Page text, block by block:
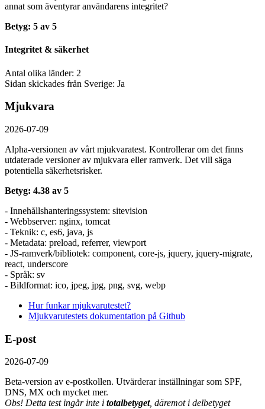
annat som äventyrar användarens integritet?
Betyg: 5 av 5
Integritet & säkerhet
Antal olika länder: 2
Sidan skickades från Sverige: Ja
Mjukvara
2026-07-09
Alpha-versionen av vårt mjukvaratest. Kontrollerar om det finns
utdaterade versioner av mjukvara eller ramverk. Det vill säga
potentiella säkerhetsrisker.
Betyg: 4.38 av 5
- Innehållshanteringssystem: sitevision
- Webbserver: nginx, tomcat
- Teknik: c, es6, java, js
- Metadata: preload, referrer, viewport
- JS-ramverk/bibliotek: component, core-js, jquery, jquery-migrate,
react, underscore
- Språk: sv
- Bildformat: ico, jpeg, jpg, png, svg, webp
Hur funkar mjukvarutestet?
Mjukvarutestets dokumentation på Github
E-post
2026-07-09
Beta-version av e-postkollen. Utvärderar inställningar som SPF,
DNS, MX och mycket mer.
Obs! Detta test ingår inte i totalbetyget, däremot i delbetyget